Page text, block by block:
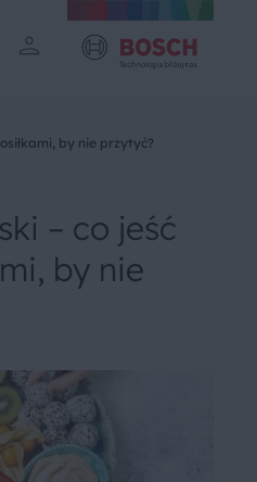
by nie przytyć?
– co jeść
by nie